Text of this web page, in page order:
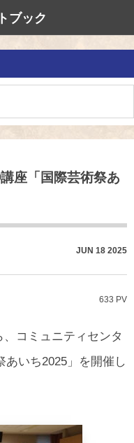
ブック
座「国際芸術祭あ
JUN 18 2025
633 PV
コミュニティセンタ
あいち2025」を開催し
草の根交流
多文化共生社
日本語教室
私たちの国際
愛知県防災・